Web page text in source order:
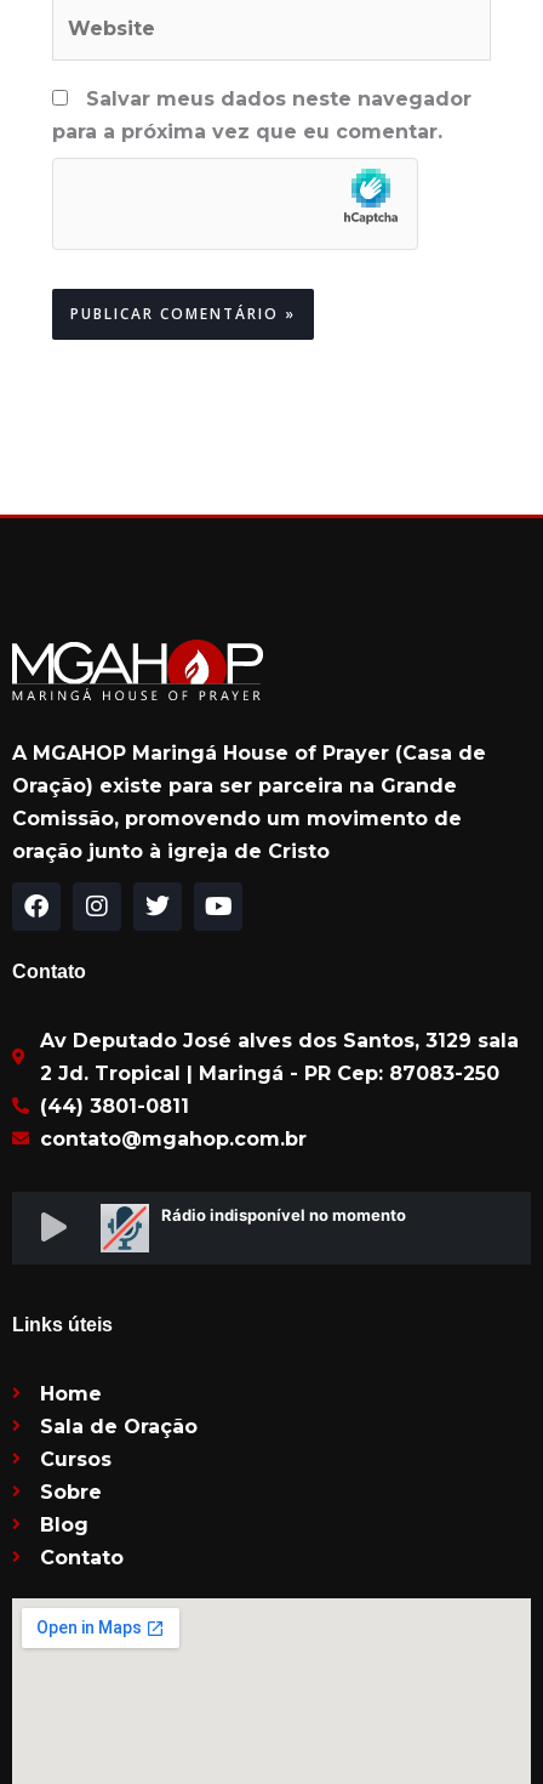
Salvar meus dados neste navegador
para a próxima vez que eu comentar.
A MGAHOP Maringá House of Prayer (Casa de
Oração) existe para ser parceira na Grande
Comissão, promovendo um movimento de
oração junto à igreja de Cristo
F
c
o
o
k
I
g
r
a
m
T
e
r
Y
b
e
Contato
Av Deputado José alves dos Santos, 3129 sala
2 Jd. Tropical | Maringá - PR Cep: 87083-250
(44) 3801-0811
contato@mgahop.com.br
Links úteis
Home
Sala de Oração
Cursos
Sobre
Blog
Contato